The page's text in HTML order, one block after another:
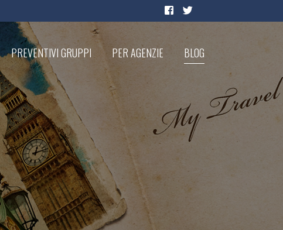
PREVENTIVI GRUPPI PER AGENZIE BLOG